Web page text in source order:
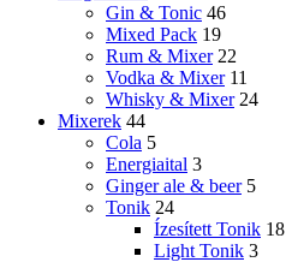
Gin & Tonic 46
Mixed Pack 19
Rum & Mixer 22
Vodka & Mixer 11
Whisky & Mixer 24
Mixerek 44
Cola 5
Energiaital 3
Ginger ale & beer 5
Tonik 24
Ízesített Tonik 18
Light Tonik 3